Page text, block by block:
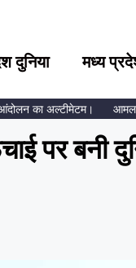
दुनिया मध्य
का अल्टीमेटम। आमला में
पर बनी